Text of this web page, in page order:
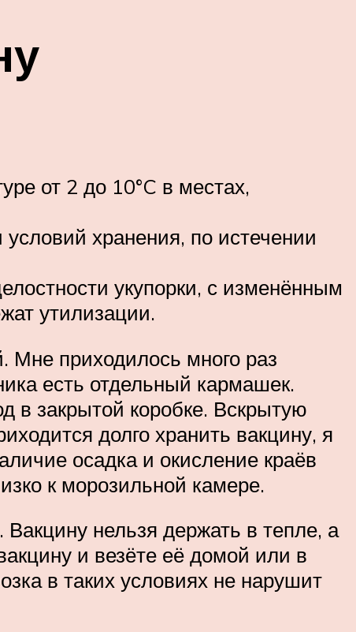
от 2 до 10°C в местах,
хранения, по истечении
укупорки, с изменённым
утилизации.
Мне приходилось много раз
есть отдельный кармашек.
в закрытой коробке. Вскрытую
долго хранить вакцину, я
осадка и окисление краёв
к морозильной камере.
нельзя держать в тепле, а
и везёте её домой или в
в таких условиях не нарушит